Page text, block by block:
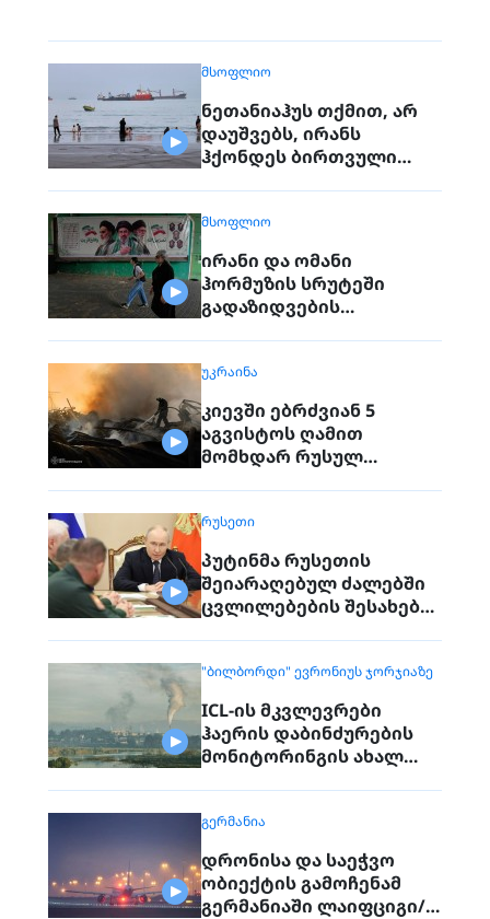
ᲛᲡᲝᲤᲚᲘᲝ
ნეთანიაჰუს თქმით, არ
დაუშვებს, ირანს
ჰქონდეს ბირთვული
საფრთხეებზე საუბრობს
ᲛᲡᲝᲤᲚᲘᲝ
ირანი და ომანი
ჰორმუზის სრუტეში
გადაზიდვების
ᲣᲙᲠᲐᲘᲜᲐ
კიევში ებრძვიან 5
აგვისტოს ღამით
მომხდარ რუსულ
ᲠᲣᲡᲔᲗᲘ
პუტინმა რუსეთის
შეიარაღებულ ძალებში
ცვლილებების შესახებ
"ᲑᲘᲚᲑᲝᲠᲓᲘ" ᲔᲕᲠᲝᲜᲘᲣᲡ ᲯᲝᲠᲯᲘᲐᲖᲔ
ICL-ის მკვლევრები
ჰაერის დაბინძურების
მონიტორინგის ახალ
ᲒᲔᲠᲛᲐᲜᲘᲐ
დრონისა და საეჭვო
ობიექტის გამოჩენამ
გერმანიაში ლაიფციგი/